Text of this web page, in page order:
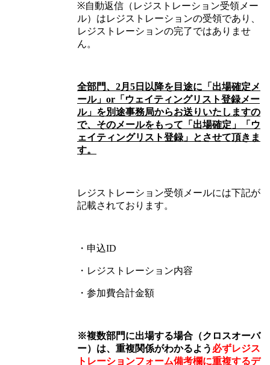
※自動返信（レジストレーション受領メー
ル）はレジストレーションの受領であり、
レジストレーションの完了ではありませ
ん。
全部門、2月5日以降を目途に「出場確定メ
ール」or「ウェイティングリスト登録メー
ル」を別途事務局からお送りいたしますの
で、そのメールをもって「出場確定」「ウ
ェイティングリスト登録」とさせて頂きま
す。
レジストレーション受領メールには下記が
記載されております。
・申込ID
・レジストレーション内容
・参加費合計金額
※複数部門に出場する場合（クロスオーバ
ー）は、重複関係がわかるよう 必ずレジス
トレーションフォーム備考欄に重複するデ